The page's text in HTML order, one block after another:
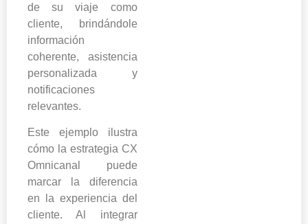
de su viaje como
cliente, brindándole
información
coherente, asistencia
personalizada y
notificaciones
relevantes.
Este ejemplo ilustra
cómo la estrategia CX
Omnicanal puede
marcar la diferencia
en la experiencia del
cliente. Al integrar